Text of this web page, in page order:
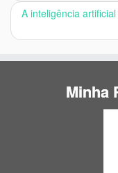
A inteligência
Minha